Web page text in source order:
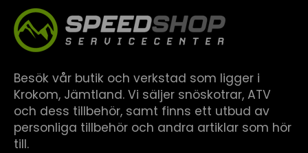
Besök vår butik och verkstad som ligger i
Krokom, Jämtland. Vi säljer snöskotrar, ATV
och dess tillbehör, samt finns ett utbud av
personliga tillbehör och andra artiklar som hör
till.